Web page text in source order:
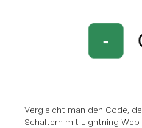
Vergleicht man den Code,
Schaltern mit Lightning